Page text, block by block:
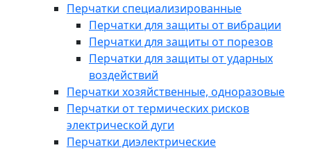
Перчатки специализированные
Перчатки для защиты от вибрации
Перчатки для защиты от порезов
Перчатки для защиты от ударных
воздействий
Перчатки хозяйственные, одноразовые
Перчатки от термических рисков
электрической дуги
Перчатки диэлектрические